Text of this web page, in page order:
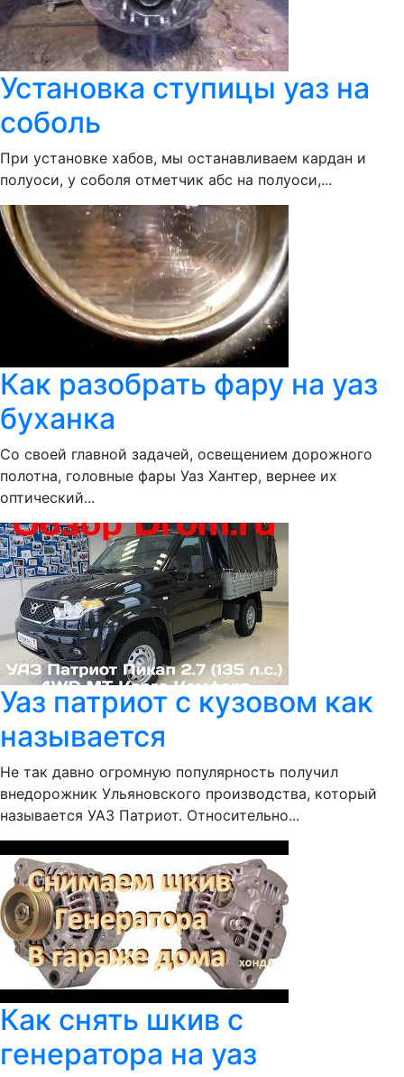
Установка ступицы уаз на
соболь
При установке хабов, мы останавливаем кардан и
полуоси, у соболя отметчик абс на полуоси,...
Как разобрать фару на уаз
буханка
Со своей главной задачей, освещением дорожного
полотна, головные фары Уаз Хантер, вернее их
оптический...
Уаз патриот с кузовом как
называется
Не так давно огромную популярность получил
внедорожник Ульяновского производства, который
называется УАЗ Патриот. Относительно...
Как снять шкив с
генератора на уаз